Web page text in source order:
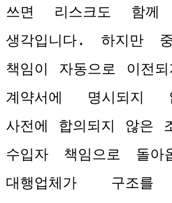
쓰면 리스크도 함께
생각입니다. 하지만 중
책임이 자동으로 이전
계약서에 명시되지
사전에 합의되지 않은
수입자 책임으로 돌아
대행업체가 구조를